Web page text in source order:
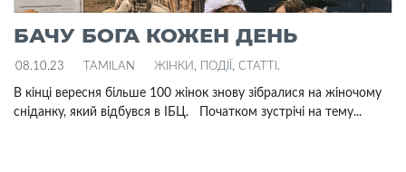
БАЧУ БОГА КОЖЕН ДЕНЬ
08.10.23 TAMILAN ЖІНКИ , ПОДІЇ , СТАТТІ .
В кінці вересня більше 100 жінок знову зібралися на жіночому
сніданку, який відбувся в ІБЦ. Початком зустрічі на тему...